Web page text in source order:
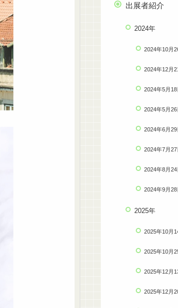
出展者紹介
2024年
2024年10月
2024年12月
2024年5月
2024年5月
2024年6月
2024年7月
2024年8月
2024年9月
2025年
2025年10月
2025年10月
2025年12月
2025年12月